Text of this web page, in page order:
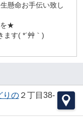
懸命お手伝い致し
を★
ます( *´艸｀)
りの２丁目38-